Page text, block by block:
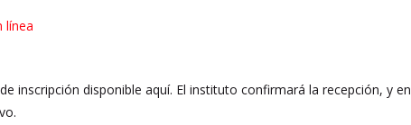
línea
inscripción disponible aquí. El instituto confirmará la recepción, y